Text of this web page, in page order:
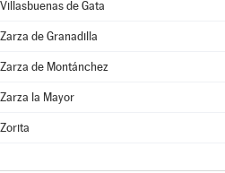
Villasbuenas de Gata
Zarza de Granadilla
Zarza de Montánchez
Zarza la Mayor
Zorita